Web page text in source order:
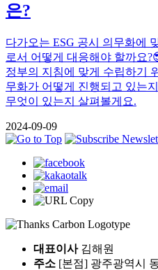
은?
다가오는 ESG 공시 의무화에
로서 어떻게 대응해야 할까요
정부의 지침에 맞게 수립하기
무화가 어떻게 진행되고 있는
무엇이 있는지 살펴볼게요.
2024-09-09
대표이사김해원
주소 [본점] 광주광역시